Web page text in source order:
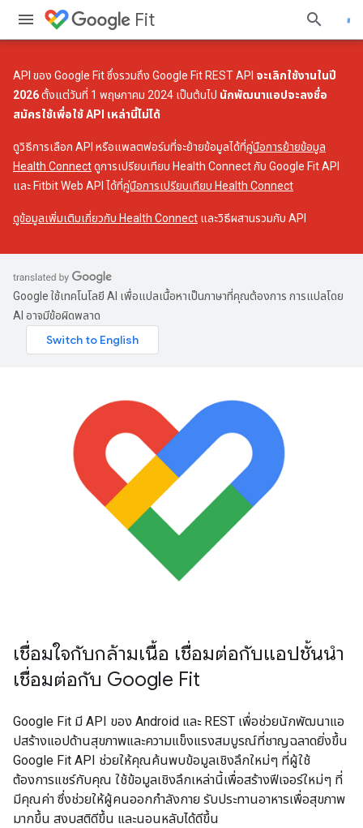
Fit
API ของ Google Fit ซึ่งรวมถึง Google Fit REST API จะเลิกใช้งานในปี
2026ตั้งแต่วันที่ 1 พฤษภาคม 2024 เป็นต้นไป นักพัฒนาแอปจะลงชื่อ
สมัครใช้เพื่อใช้ API เหล่านี้ไม่ได้
ดูวิธีการเลือก API หรือแพลตฟอร์มที่จะย้ายข้อมูลได้ที่คู่มือการย้ายข้อมูล
Health Connectดูการเปรียบเทียบ Health Connect กับ Google Fit API
และ Fitbit Web API ได้ที่คู่มือการเปรียบเทียบ Health Connect
ดูข้อมูลเพิ่มเติมเกี่ยวกับ Health Connect และวิธีผสานรวมกับ API
Google ใช้เทคโนโลยี AI เพื่อแปลเนื้อหาเป็นภาษาที่คุณต้องการ การแปลโดย
AI อาจมีข้อผิดพลาด
เชื่อมใจกับกล้ามเนื้อ เชื่อมต่อกับแอปชั้นนำ
เชื่อมต่อกับ Google Fit
Google Fit มี API ของ Android และ REST เพื่อช่วยนักพัฒนาแอ
ปสร้างแอปด้านสุขภาพและความแข็งแรงสมบูรณ์ที่ชาญฉลาดยิ่งขึ้น
Google Fit API ช่วยให้คุณค้นพบข้อมูลเชิงลึกใหม่ๆ ที่ผู้ใช้
ต้องการแชร์กับคุณ ใช้ข้อมูลเชิงลึกเหล่านี้เพื่อสร้างฟีเจอร์ใหม่ๆ ที่
มีคุณค่า ซึ่งช่วยให้ผู้คนออกกำลังกาย รับประทานอาหารเพื่อสุขภาพ
มากขึ้น สงบสติดีขึ้น และนอนหลับได้ดีขึ้น